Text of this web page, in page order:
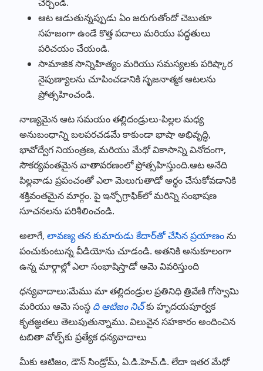
ఆట ఆడుతున్నప్పుడు ఏం జరుగుతోందో చెబుతూ
సహజంగా ఉండే కొత్త పదాలు మరియు పద్ధతులు
పరిచయం చేయండి.
సామాజిక సాన్నిహిత్యం మరియు సమస్యలకు పరిష్కార
నైపుణ్యాలను చూపించడానికి సృజనాత్మక ఆటలను
ప్రోత్సహించండి.
నాణ్యమైన ఆట సమయం తల్లిదండ్రులు-పిల్లల మధ్య
అనుబంధాన్ని బలపరచడమే కాకుండా భాషా అభివృద్ధి,
భావోద్వేగ నియంత్రణ, మరియు మేధో వికాసాన్ని వినోదంగా,
సౌకర్యవంతమైన వాతావరణంలో ప్రోత్సహిస్తుంది.ఆట అనేది
పిల్లవాడు ప్రపంచంతో ఎలా మెలుగుతాడో అర్థం చేసుకోవడానికి
శక్తివంతమైన మార్గం. పై ఇన్ఫోగ్రాఫిక్‌లో మరిన్ని సంభాషణ
సూచనలను పరిశీలించండి.
అలాగే,లావణ్య తన కుమారుడు కేదార్‌తో చేసిన ప్రయాణంను
పంచుకుంటున్న వీడియోను చూడండి. అతనికి అనుకూలంగా
ఉన్న మార్గాల్లో ఎలా సంభాషిస్తాడో ఆమె వివరిస్తుంది
ధన్యవాదాలు:మేము మా తల్లిదండ్రుల ప్రతినిధి త్రివేణి గోస్వామి
మరియు ఆమె సంస్థ ది ఆటిజం నిచ్కు హృదయపూర్వక
కృతజ్ఞతలు తెలుపుతున్నాము. విలువైన సహకారం అందించిన
టబితా వోల్ఫ్‌కు ప్రత్యేక ధన్యవాదాలు
మీకు ఆటిజం, డౌన్ సిండ్రోమ్, ఏ.డి.హెచ్.డి. లేదా ఇతర మేధో